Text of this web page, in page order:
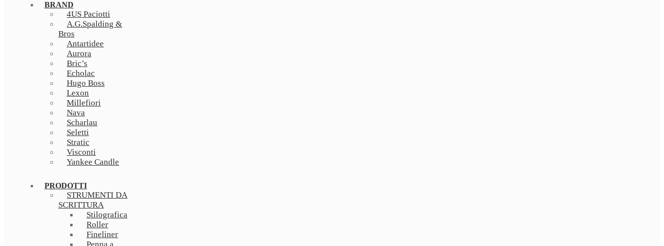
BRAND
4US Paciotti
A.G.Spalding &
Bros
Antartidee
Aurora
Bric’s
Echolac
Hugo Boss
Lexon
Millefiori
Nava
Scharlau
Seletti
Stratic
Visconti
Yankee Candle
PRODOTTI
STRUMENTI DA
SCRITTURA
Stilografica
Roller
Fineliner